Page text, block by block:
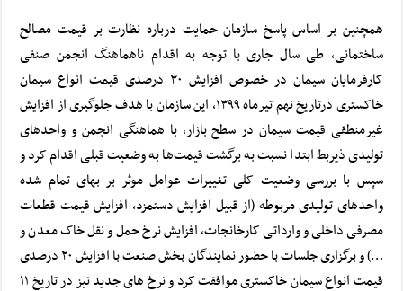
همچنین بر اساس پاسخ سازمان حمایت درباره نظارت بر قیمت مصالح
ساختمانی، طی سال جاری با توجه به اقدام ناهماهنگ انجمن صنفی
کارفرمایان سیمان در خصوص افزایش ۳۰ درصدی قیمت انواع سیمان
خاکستری درتاریخ نهم تیرماه ۱۳۹۹، این سازمان با هدف جلوگیری از افزایش
غیرمنطقی قیمت سیمان در سطح بازار، با هماهنگی انجمن و واحدهای
تولیدی ذیربط ابتدا نسبت به برگشت قیمت‌ها به وضعیت قبلی اقدام کرد و
سپس با بررسی وضعیت کلی تغییرات عوامل موثر بر بهای تمام شده
واحدهای تولیدی مربوطه (از قبیل افزایش دستمزد، افزایش قیمت قطعات
مصرفی داخلی و وارداتی کارخانجات، افزایش نرخ حمل و نقل خاک معدن و
…) و برگزاری جلسات با حضور نمایندگان بخش صنعت با افزایش ۲۰ درصدی
قیمت انواع سیمان خاکستری موافقت کرد و نرخ های جدید نیز در تاریخ ۱۱